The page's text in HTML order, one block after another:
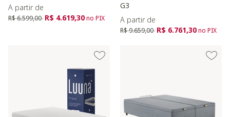
A partir de
Preço reduzido de
R$ 6.599,00 para
R$ 4.619,30no PIX
G3
A partir de
Preço reduzido de
R$ 9.659,00 para
R$ 6.761,30no PIX